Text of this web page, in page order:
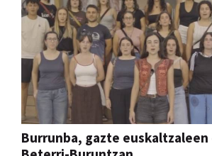
Burrunba, gazte